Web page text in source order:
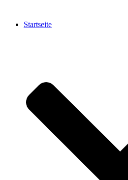
Startseite